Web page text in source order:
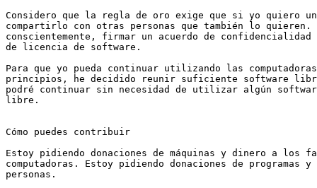
Considero que la regla de oro exige que si yo quiero un
compartirlo con otras personas que también lo quieren.
conscientemente, firmar un acuerdo de confidencialidad
de licencia de software.
Para que yo pueda continuar utilizando las
principios, he decidido reunir suficiente software libre
podré continuar sin necesidad de utilizar algún
libre.
Cómo puedes contribuir
Estoy pidiendo donaciones de máquinas y dinero a los
computadoras. Estoy pidiendo donaciones de programas
personas.